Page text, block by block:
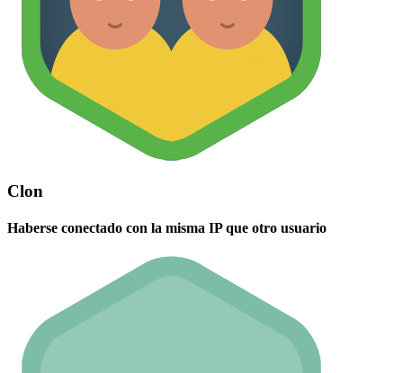
Clon
Haberse conectado con la misma IP que otro usuario